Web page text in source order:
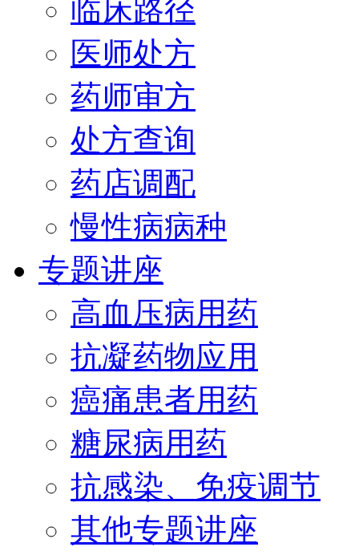
临床路径
医师处方
药师审方
处方查询
药店调配
慢性病病种
专题讲座
高血压病用药
抗凝药物应用
癌痛患者用药
糖尿病用药
抗感染、免疫调节
其他专题讲座